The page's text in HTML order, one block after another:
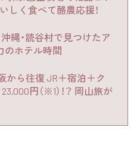
しく食べて酪農応援！
縄・読谷村で見つけたア
のホテル時間
ら往復 JR＋宿泊＋ク
円（※1）！？ 岡山旅が